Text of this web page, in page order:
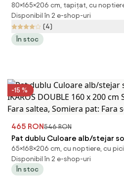
200 cm Saltele: Fara saltea,
pat: Cu lamele drepte
80×165×206 cm, tapițat, cu
Disponibil în 2 e-shop-uri
(4)
În stoc
-15 %
465 RON546 RON
Pat dublu Culoare alb/stejar
IKAROS DOUBLE 160 x 200 cm
Fara saltea, Somiera pat: Fara
65×168×206 cm, cu noptiere, cu
Disponibil în 2 e-shop-uri
În stoc